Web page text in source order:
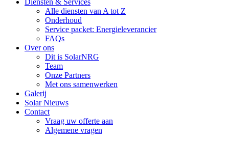
Diensten & Services
Alle diensten van A tot Z
Onderhoud
Service packet: Energieleverancier
FAQs
Over ons
Dit is SolarNRG
Team
Onze Partners
Met ons samenwerken
Galerij
Solar Nieuws
Contact
Vraag uw offerte aan
Algemene vragen